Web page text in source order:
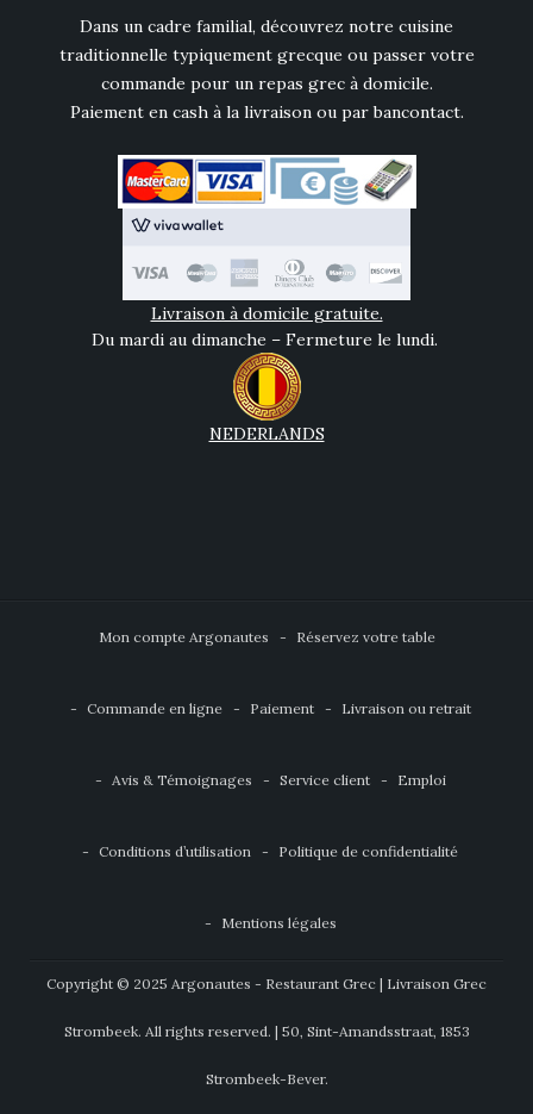
Dans un cadre familial, découvrez notre cuisine
traditionnelle typiquement grecque ou passer votre
commande pour un repas grec à domicile.
Paiement en cash à la livraison ou par bancontact.
Livraison à domicile gratuite.
Du mardi au dimanche – Fermeture le lundi.
NEDERLANDS
Mon compte Argonautes Réservez votre table
Commande en ligne Paiement Livraison ou retrait
Avis & Témoignages Service client Emploi
Conditions d’utilisation Politique de confidentialité
Mentions légales
Copyright © 2025 Argonautes - Restaurant Grec | Livraison Grec
Strombeek. All rights reserved. | 50, Sint-Amandsstraat, 1853
Strombeek-Bever.